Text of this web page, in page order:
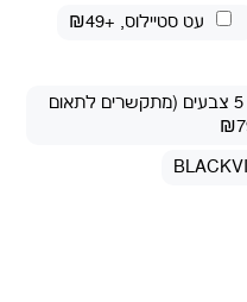
עט סטיילוס, +₪49
אוזניות בלוטוט קשת לילדים 5 צבעים (מתקשרים לתאום